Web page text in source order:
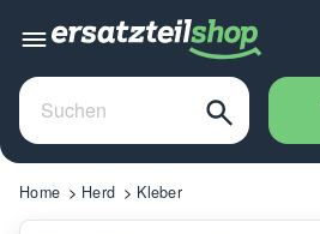
Home Herd Kleber